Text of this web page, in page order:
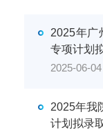
2025年广
专项计划
2025-06-04
2025年我
计划拟录